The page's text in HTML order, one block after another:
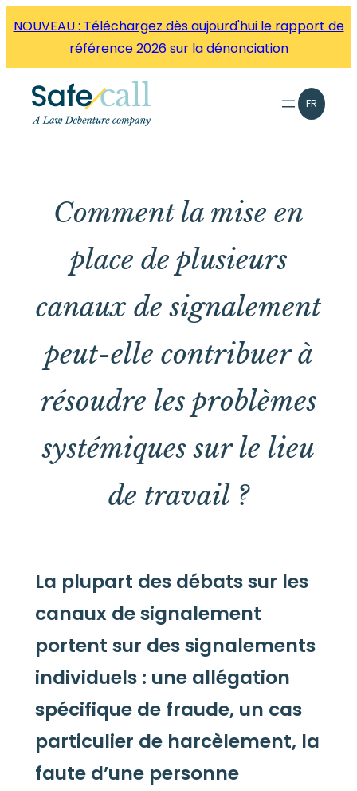
directement
contenu
NOUVEAU : Téléchargez dès aujourd'hui le rapport de
référence 2026 sur la dénonciation
FR
Comment la mise en
place de plusieurs
canaux de signalement
peut-elle contribuer à
résoudre les problèmes
systémiques sur le lieu
de travail ?
La plupart des débats sur les
canaux de signalement
portent sur des signalements
individuels : une allégation
spécifique de fraude, un cas
particulier de harcèlement, la
faute d’une personne